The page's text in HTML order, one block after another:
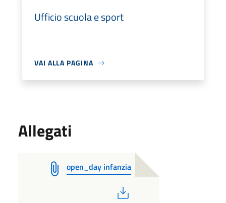
Ufficio scuola e sport
VAI ALLA PAGINA
Allegati
open_day infanzia